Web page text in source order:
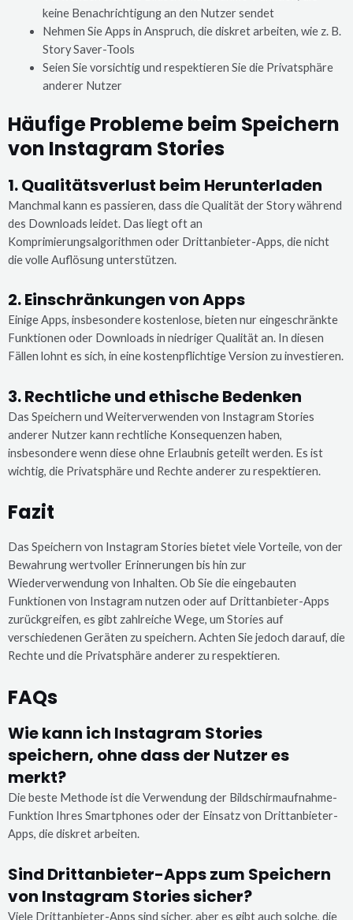
keine Benachrichtigung an den Nutzer sendet
Nehmen Sie Apps in Anspruch, die diskret arbeiten, wie z. B.
Story Saver-Tools
Seien Sie vorsichtig und respektieren Sie die Privatsphäre
anderer Nutzer
Häufige Probleme beim Speichern
von Instagram Stories
1. Qualitätsverlust beim Herunterladen
Manchmal kann es passieren, dass die Qualität der Story während
des Downloads leidet. Das liegt oft an
Komprimierungsalgorithmen oder Drittanbieter-Apps, die nicht
die volle Auflösung unterstützen.
2. Einschränkungen von Apps
Einige Apps, insbesondere kostenlose, bieten nur eingeschränkte
Funktionen oder Downloads in niedriger Qualität an. In diesen
Fällen lohnt es sich, in eine kostenpflichtige Version zu investieren.
3. Rechtliche und ethische Bedenken
Das Speichern und Weiterverwenden von Instagram Stories
anderer Nutzer kann rechtliche Konsequenzen haben,
insbesondere wenn diese ohne Erlaubnis geteilt werden. Es ist
wichtig, die Privatsphäre und Rechte anderer zu respektieren.
Fazit
Das Speichern von Instagram Stories bietet viele Vorteile, von der
Bewahrung wertvoller Erinnerungen bis hin zur
Wiederverwendung von Inhalten. Ob Sie die eingebauten
Funktionen von Instagram nutzen oder auf Drittanbieter-Apps
zurückgreifen, es gibt zahlreiche Wege, um Stories auf
verschiedenen Geräten zu speichern. Achten Sie jedoch darauf, die
Rechte und die Privatsphäre anderer zu respektieren.
FAQs
Wie kann ich Instagram Stories
speichern, ohne dass der Nutzer es
merkt?
Die beste Methode ist die Verwendung der Bildschirmaufnahme-
Funktion Ihres Smartphones oder der Einsatz von Drittanbieter-
Apps, die diskret arbeiten.
Sind Drittanbieter-Apps zum Speichern
von Instagram Stories sicher?
Viele Drittanbieter-Apps sind sicher, aber es gibt auch solche, die